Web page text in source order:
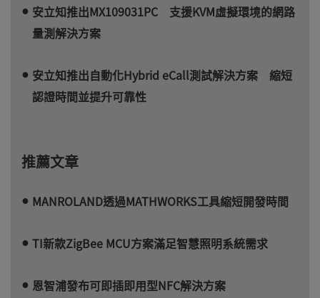
安立知推出MX109031PC 支援KVM虛擬環境的網路
量測解決方案
安立知推出自動化Hybrid eCall測試解決方案 縮短
認證時間並提升可靠性
推薦文章
MANROLAND透過MATHWORKS工具縮短開發時間
TI新款ZigBee MCU方案滿足智慧照明系統需求
恩智浦發布可即插即用型NFC解決方案